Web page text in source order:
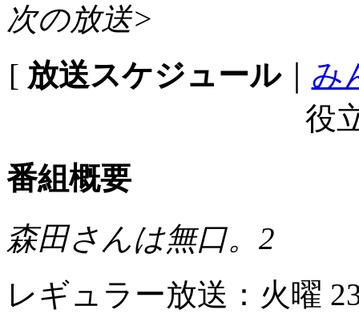
次の放送>
[ 放送スケジュール｜ み
役
番組概要
森田さんは無口。2
レギュラー放送：火曜